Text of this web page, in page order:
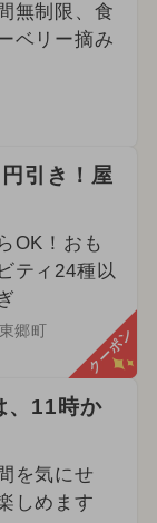
無制限、食
ベリー摘み
引き！屋
OK！おも
ティ24種以
郷町 クーポン
、11時か
を気にせ
しめます